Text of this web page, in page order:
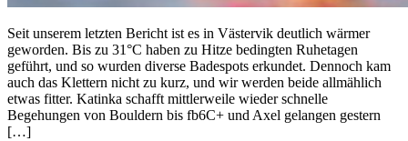
Seit unserem letzten Bericht ist es in Västervik deutlich wärmer
geworden. Bis zu 31°C haben zu Hitze bedingten Ruhetagen
geführt, und so wurden diverse Badespots erkundet. Dennoch kam
auch das Klettern nicht zu kurz, und wir werden beide allmählich
etwas fitter. Katinka schafft mittlerweile wieder schnelle
Begehungen von Bouldern bis fb6C+ und Axel gelangen gestern
[…]